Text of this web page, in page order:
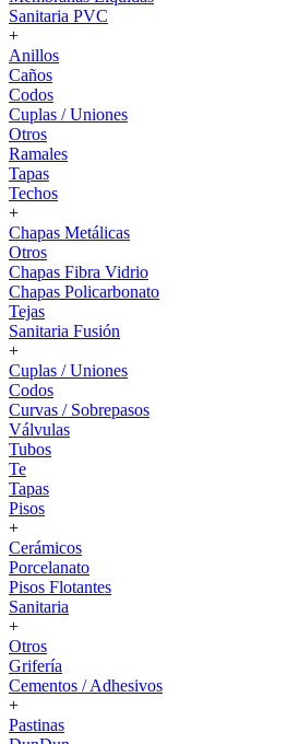
Sanitaria PVC
+
Anillos
Caños
Codos
Cuplas / Uniones
Otros
Ramales
Tapas
Techos
+
Chapas Metálicas
Otros
Chapas Fibra Vidrio
Chapas Policarbonato
Tejas
Sanitaria Fusión
+
Cuplas / Uniones
Codos
Curvas / Sobrepasos
Válvulas
Tubos
Te
Tapas
Pisos
+
Cerámicos
Porcelanato
Pisos Flotantes
Sanitaria
+
Otros
Grifería
Cementos / Adhesivos
+
Pastinas